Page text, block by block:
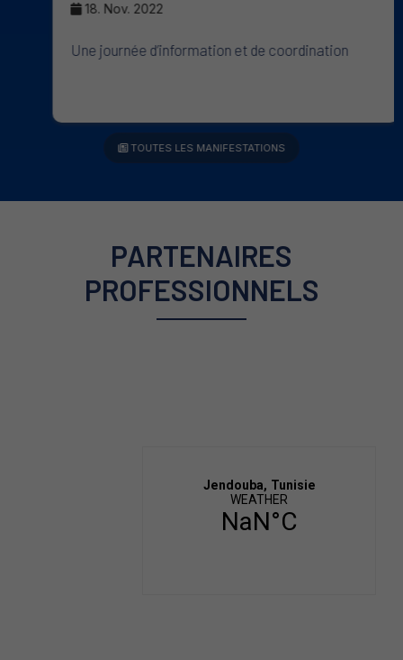
18. Nov. 2022
Une journée d’information et de coordination
TOUTES LES MANIFESTATIONS
PARTENAIRES
PROFESSIONNELS